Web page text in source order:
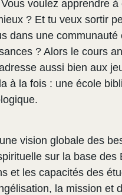
Vous voulez apprendre
? Et tu veux sortir
dans une
? Alors le cours
aussi bien aux
à la fois : une école
vision globale des
sur la base des
et les capacités des
la mission et